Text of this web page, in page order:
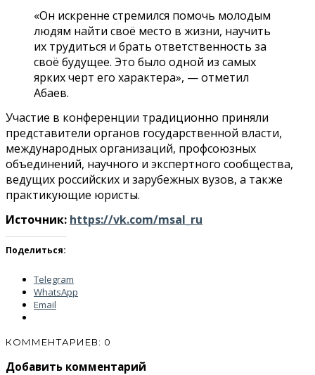
«Он искренне стремился помочь молодым
людям найти своё место в жизни, научить
их трудиться и брать ответственность за
своё будущее. Это было одной из самых
ярких черт его характера», — отметил
Абаев.
Участие в конференции традиционно приняли
представители органов государственной власти,
международных организаций, профсоюзных
объединений, научного и экспертного сообщества,
ведущих российских и зарубежных вузов, а также
практикующие юристы.
Источник: https://vk.com/msal_ru
Поделиться:
Telegram
WhatsApp
Email
КОММЕНТАРИЕВ: 0
Добавить комментарий